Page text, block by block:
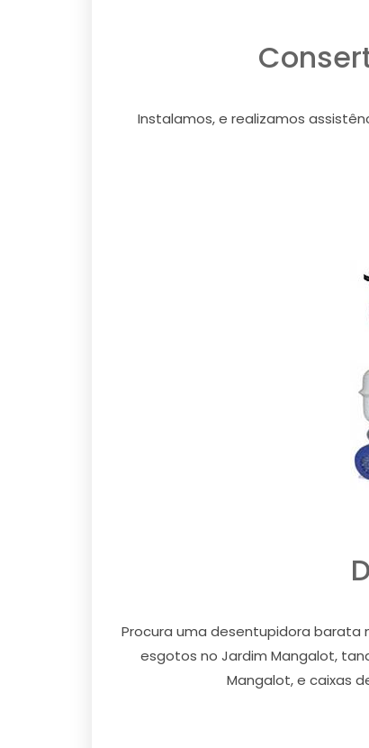
Instalamos, e realizamos
Procura uma desentupidora
esgotos no Jardim Mangalot,
Mangalot, e caixas